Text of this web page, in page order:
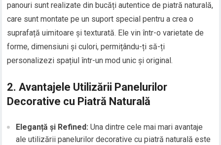
panouri sunt realizate din bucăți autentice de piatră naturală,
care sunt montate pe un suport special pentru a crea o
suprafață uimitoare și texturată. Ele vin într-o varietate de
forme, dimensiuni și culori, permițându-ți să-ți
personalizezi spațiul într-un mod unic și original.
2. Avantajele Utilizării Panelurilor
Decorative cu Piatră Naturală
Eleganță și Refined: Una dintre cele mai mari avantaje
ale utilizării panelurilor decorative cu piatră naturală este